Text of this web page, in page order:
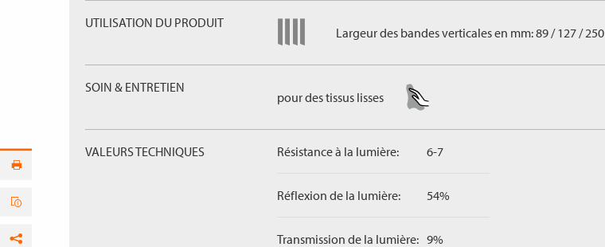
UTILISATION DU PRODUIT
Largeur des bandes verticales en mm: 89 / 127 / 250
SOIN & ENTRETIEN
pour des tissus lisses
VALEURS TECHNIQUES Résistance à la lumière: 6-7
Réflexion de la lumière: 54%
Transmission de la lumière: 9%